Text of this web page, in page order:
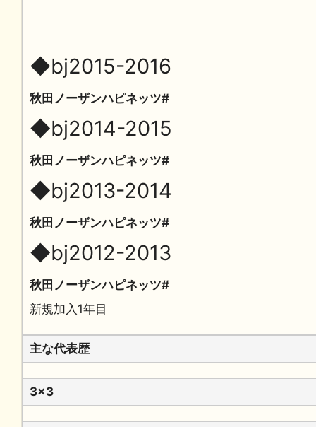
◆bj2015-2016
秋田ノーザンハピネッツ#
◆bj2014-2015
秋田ノーザンハピネッツ#
◆bj2013-2014
秋田ノーザンハピネッツ#
◆bj2012-2013
秋田ノーザンハピネッツ#
新規加入1年目
主な代表歴
3x3